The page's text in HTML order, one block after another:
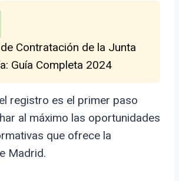
Contratación de la Junta
Guía Completa 2024
registro es el primer paso
al máximo las oportunidades
que ofrece la
Madrid.